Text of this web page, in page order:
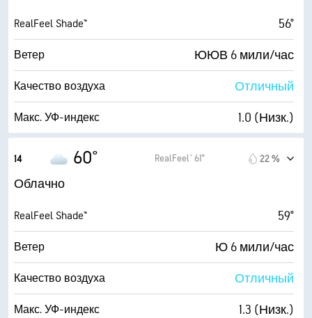
Точка росы 52° F
AccuLumen Brightness Index™ 1 (Темно)
Облачность 100 %
Дождь 0.01 дюйм.
RealFeel Shade™ 56°
Ветер ЮЮВ 6 мили/час
Качество воздуха Отличный
Макс. УФ-индекс 1.0 (Низк.)
Влажность
Точка росы 52° F
AccuLumen Brightness Index™ 1 (Темно)
Облачность 100 %
Дождь 0.01 дюйм.
14 60° RealFeel® 61° 22 %
Облачно
RealFeel Shade™ 59°
Ветер Ю 6 мили/час
Качество воздуха Отличный
Макс. УФ-индекс 1.3 (Низк.)